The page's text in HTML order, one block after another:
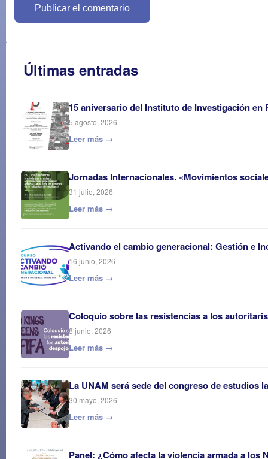
Últimas entradas
15 aniversario del Instituto de Investigación
5 agosto, 2026
Leer más →
Jornadas Internacionales. «Movimientos
31 julio, 2026
Leer más →
Activando el cambio generacional: Gestión e
16 junio, 2026
Leer más →
Coloquio sobre las resistencias a los
8 junio, 2026
Leer más →
La UNAM será sede del congreso de estudios
30 mayo, 2026
Leer más →
Panel: ¿Cómo afecta la violencia armada a los